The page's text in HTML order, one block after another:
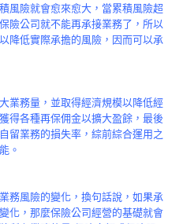
風險就會愈來愈大，當累積風險超
險公司就不能再承接業務了，所以
降低實際承擔的風險，因而可以承
業務量，並取得經濟規模以降低經
得各種再保佣金以擴大盈餘，最後
留業務的損失率，綜前綜合運用之
。
務風險的變化，換句話說，如果承
化，那麼保險公司經營的基礎就會